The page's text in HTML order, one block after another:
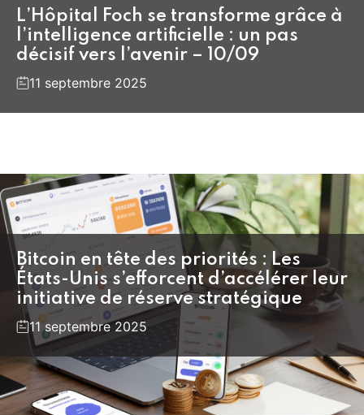
L’Hôpital Foch se transforme grâce à
l’intelligence artificielle : un pas
décisif vers l’avenir – 10/09
11 septembre 2025
Bitcoin en tête des priorités : Les
États-Unis s’efforcent d’accélérer leur
initiative de réserve stratégique
11 septembre 2025